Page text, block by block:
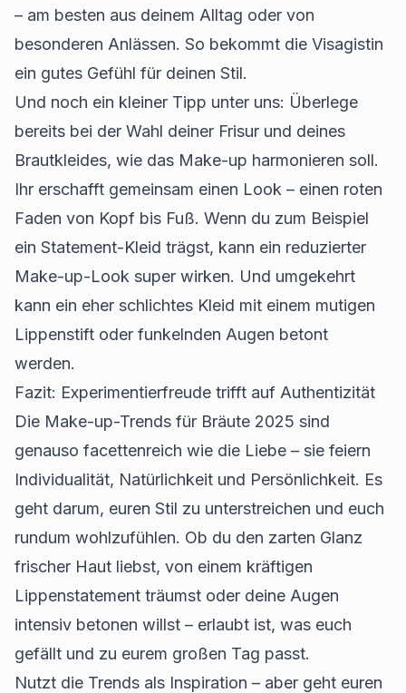
– am besten aus deinem Alltag oder von
besonderen Anlässen. So bekommt die Visagistin
ein gutes Gefühl für deinen Stil.
Und noch ein kleiner Tipp unter uns: Überlege
bereits bei der Wahl deiner Frisur und deines
Brautkleides, wie das Make-up harmonieren soll.
Ihr erschafft gemeinsam einen Look – einen roten
Faden von Kopf bis Fuß. Wenn du zum Beispiel
ein Statement-Kleid trägst, kann ein reduzierter
Make-up-Look super wirken. Und umgekehrt
kann ein eher schlichtes Kleid mit einem mutigen
Lippenstift oder funkelnden Augen betont
werden.
Fazit: Experimentierfreude trifft auf Authentizität
Die Make-up-Trends für Bräute 2025 sind
genauso facettenreich wie die Liebe – sie feiern
Individualität, Natürlichkeit und Persönlichkeit. Es
geht darum, euren Stil zu unterstreichen und euch
rundum wohlzufühlen. Ob du den zarten Glanz
frischer Haut liebst, von einem kräftigen
Lippenstatement träumst oder deine Augen
intensiv betonen willst – erlaubt ist, was euch
gefällt und zu eurem großen Tag passt.
Nutzt die Trends als Inspiration – aber geht euren